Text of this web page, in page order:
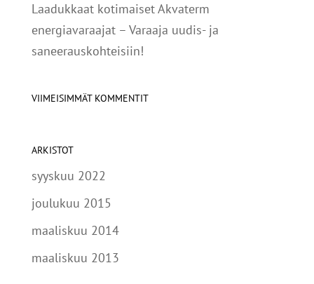
Laadukkaat kotimaiset Akvaterm
energiavaraajat – Varaaja uudis- ja
saneerauskohteisiin!
VIIMEISIMMÄT KOMMENTIT
ARKISTOT
syyskuu 2022
joulukuu 2015
maaliskuu 2014
maaliskuu 2013